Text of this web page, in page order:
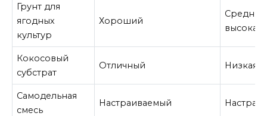
Грунт для
ягодных
культур
Хороший
высокая
Кокосовый
субстрат
Отличный Низкая
Самодельная
смесь
Настраиваемый